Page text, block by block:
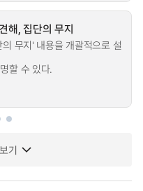
해, 집단의 무지
무지' 내용을 개괄적으로 설
할 수 있다.
기